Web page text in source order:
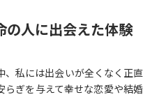
の人に出会えた体験
、私には出会いが全くなく正直
らぎを与えて幸せな恋愛や結婚